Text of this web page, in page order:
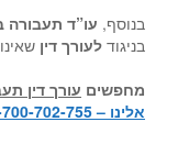
בנוסף, עו”ד
בניגוד לעורך דין
מחפשים עורך דין
אלינו – 1-700-702-755